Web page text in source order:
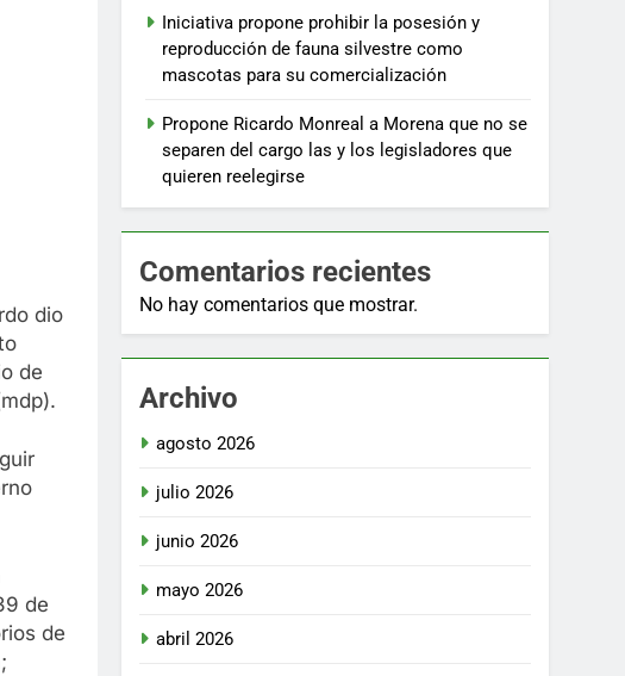
dio
de
de
de
Iniciativa propone prohibir la posesión y
reproducción de fauna silvestre como
mascotas para su comercialización
Propone Ricardo Monreal a Morena que no se
separen del cargo las y los legisladores que
quieren reelegirse
Comentarios recientes
No hay comentarios que mostrar.
Archivo
agosto 2026
julio 2026
junio 2026
mayo 2026
abril 2026